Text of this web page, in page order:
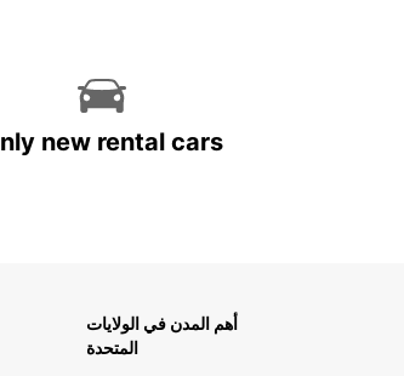
new rental cars
أهم المدن في الولايات
المتحدة